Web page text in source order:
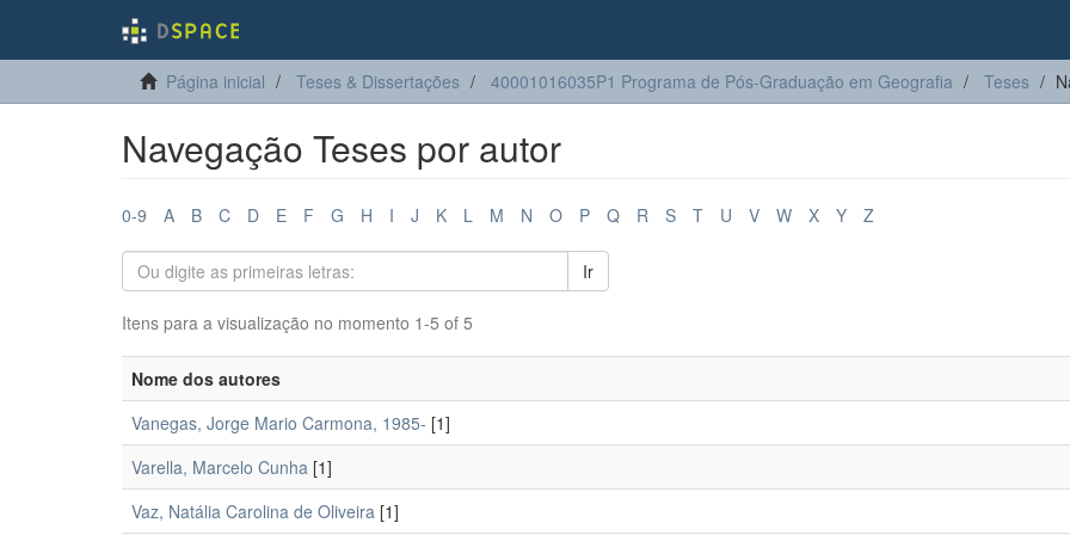
Página inicial Teses & Dissertações 40001016035P1 Programa de Pós-Graduação em Geografia Teses
Navegação Teses por autor
0-9 A B C D E F G H I J K L M N O P Q R S T U V W X Y Z
Ir
Itens para a visualização no momento 1-5 of 5
Nome dos autores
Vanegas, Jorge Mario Carmona, 1985- [1]
Varella, Marcelo Cunha [1]
Vaz, Natália Carolina de Oliveira [1]